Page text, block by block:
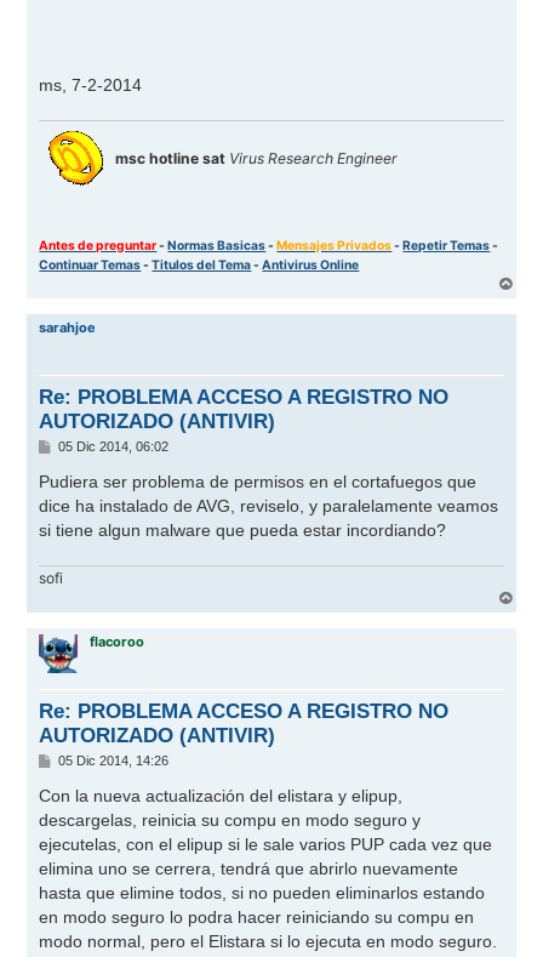
ms, 7-2-2014
msc hotline sat Virus Research Engineer
Antes de preguntar-Normas Basicas-Mensajes Privados-Repetir Temas-
Continuar Temas-Titulos del Tema-Antivirus Online
r
sarahjoe
Re: PROBLEMA ACCESO A REGISTRO NO
AUTORIZADO (ANTIVIR)
M
n
a
e
05 Dic 2014, 06:02
Pudiera ser problema de permisos en el cortafuegos que
dice ha instalado de AVG, reviselo, y paralelamente veamos
si tiene algun malware que pueda estar incordiando?
sofi
r
flacoroo
Re: PROBLEMA ACCESO A REGISTRO NO
AUTORIZADO (ANTIVIR)
M
n
s
a
e
05 Dic 2014, 14:26
Con la nueva actualización del elistara y elipup,
descargelas, reinicia su compu en modo seguro y
ejecutelas, con el elipup si le sale varios PUP cada vez que
elimina uno se cerrera, tendrá que abrirlo nuevamente
hasta que elimine todos, si no pueden eliminarlos estando
en modo seguro lo podra hacer reiniciando su compu en
modo normal, pero el Elistara si lo ejecuta en modo seguro.